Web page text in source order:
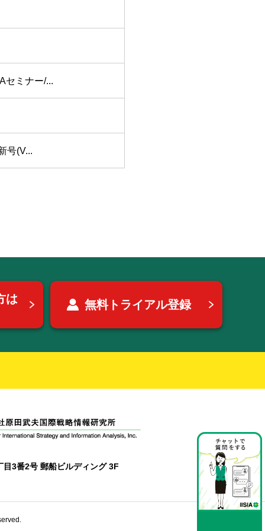
セミナー/...
号(V...
は
無料トライアル登録
3番2号 郵船ビルディング 3F